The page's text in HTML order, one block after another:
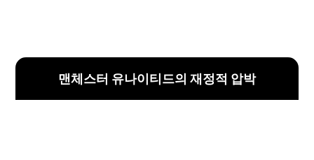
맨체스터 유나이티드의 재정적 압박